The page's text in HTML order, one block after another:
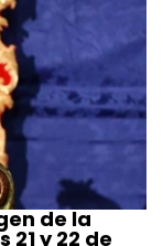
de la
y 22 de